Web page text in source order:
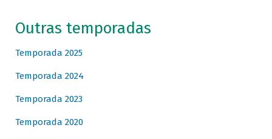
Outras temporadas
Temporada 2025
Temporada 2024
Temporada 2023
Temporada 2020